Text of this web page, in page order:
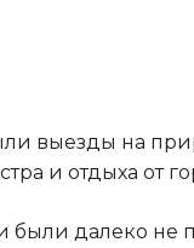
выезды на
и отдыха от
были далеко не